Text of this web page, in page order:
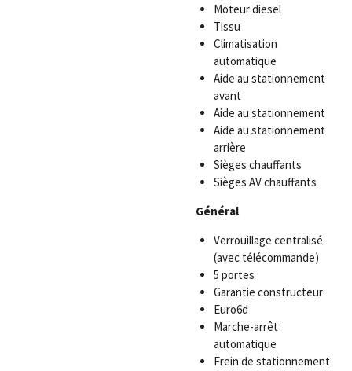
Moteur diesel
Tissu
Climatisation
automatique
Aide au stationnement
avant
Aide au stationnement
Aide au stationnement
arrière
Sièges chauffants
Sièges AV chauffants
Général
Verrouillage centralisé
(avec télécommande)
5 portes
Garantie constructeur
Euro6d
Marche-arrêt
automatique
Frein de stationnement